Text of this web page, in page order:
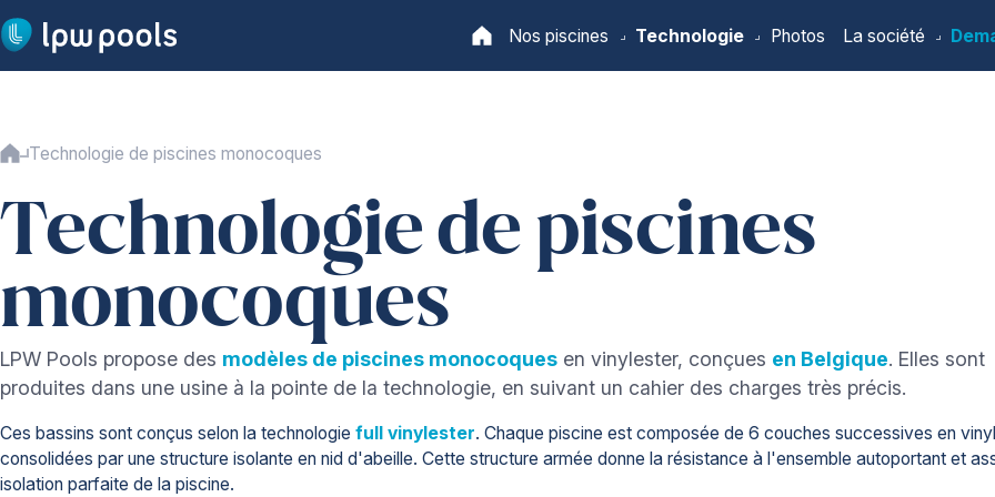
Aller au contenu principal
Accueil
Nos piscines Technologie Photos La société
Technologie de piscines monocoques
Technologie de piscines
monocoques
LPW Pools propose des modèles de piscines monocoques en vinylester, conçues en Belgique. Elles sont
produites dans une usine à la pointe de la technologie, en suivant un cahier des charges très précis.
Ces bassins sont conçus selon la technologie full vinylester. Chaque piscine est composée de 6 couches successives en
consolidées par une structure isolante en nid d'abeille. Cette structure armée donne la résistance à l'ensemble autoportant et
isolation parfaite de la piscine.
Nos piscines
Notre gamme
Garantie à vie
Production
Installation
Sécurité
Traitement de l'eau
Technologie
Technologie
Coque en vinylester